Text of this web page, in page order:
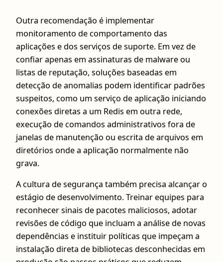
Outra recomendação é implementar
monitoramento de comportamento das
aplicações e dos serviços de suporte. Em vez de
confiar apenas em assinaturas de malware ou
listas de reputação, soluções baseadas em
detecção de anomalias podem identificar padrões
suspeitos, como um serviço de aplicação iniciando
conexões diretas a um Redis em outra rede,
execução de comandos administrativos fora de
janelas de manutenção ou escrita de arquivos em
diretórios onde a aplicação normalmente não
grava.
A cultura de segurança também precisa alcançar o
estágio de desenvolvimento. Treinar equipes para
reconhecer sinais de pacotes maliciosos, adotar
revisões de código que incluam a análise de novas
dependências e instituir políticas que impeçam a
instalação direta de bibliotecas desconhecidas em